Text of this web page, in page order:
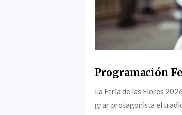
Programación
La Feria de las Flores
gran protagonista el